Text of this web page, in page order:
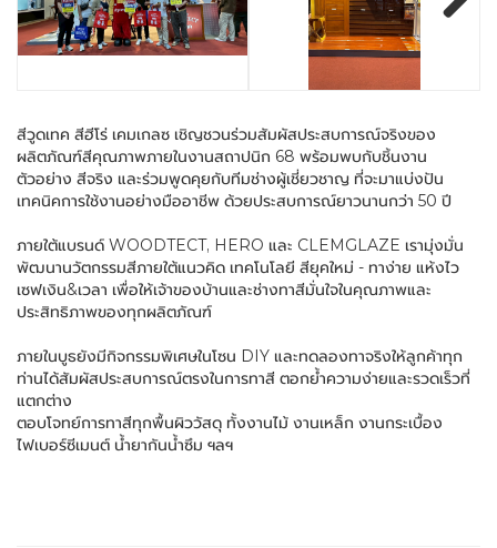
สีวูดเทค สีฮีโร่ เคมเกลซ เชิญชวนร่วมสัมผัสประสบการณ์จริงของ
ผลิตภัณฑ์สีคุณภาพภายในงานสถาปนิก 68 พร้อมพบกับชิ้นงาน
ตัวอย่าง สีจริง และร่วมพูดคุยกับทีมช่างผู้เชี่ยวชาญ ที่จะมาแบ่งปัน
เทคนิคการใช้งานอย่างมืออาชีพ ด้วยประสบการณ์ยาวนานกว่า 50 ปี
ภายใต้แบรนด์ WOODTECT, HERO และ CLEMGLAZE เรามุ่งมั่น
พัฒนานวัตกรรมสีภายใต้แนวคิด เทคโนโลยี สียุคใหม่ - ทาง่าย แห้งไว
เซฟเงิน&เวลา เพื่อให้เจ้าของบ้านและช่างทาสีมั่นใจในคุณภาพและ
ประสิทธิภาพของทุกผลิตภัณฑ์
ภายในบูธยังมีกิจกรรมพิเศษในโซน DIY และทดลองทาจริงให้ลูกค้าทุก
ท่านได้สัมผัสประสบการณ์ตรงในการทาสี ตอกย้ำความง่ายและรวดเร็วที่
แตกต่าง
ตอบโจทย์การทาสีทุกพื้นผิววัสดุ ทั้งงานไม้ งานเหล็ก งานกระเบื้อง
ไฟเบอร์ซีเมนต์ น้ำยากันน้ำซึม ฯลฯ